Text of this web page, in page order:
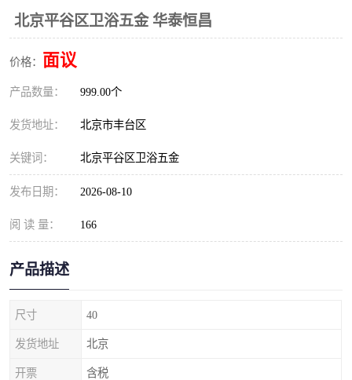
北京平谷区卫浴五金 华泰恒昌
价格： 面议
产品数量： 999.00个
发货地址： 北京市丰台区
关键词： 北京平谷区卫浴五金
发布日期： 2026-08-10
阅 读 量： 166
产品描述
尺寸 40
发货地址 北京
开票 含税